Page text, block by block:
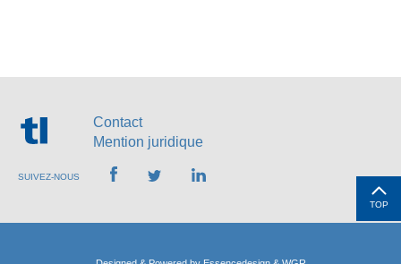
Contact
Mention juridique
SUIVEZ-NOUS
TOP